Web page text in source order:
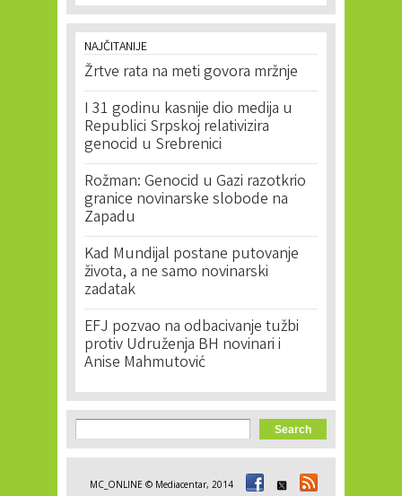
NAJČITANIJE
Žrtve rata na meti govora mržnje
I 31 godinu kasnije dio medija u
Republici Srpskoj relativizira
genocid u Srebrenici
Rožman: Genocid u Gazi razotkrio
granice novinarske slobode na
Zapadu
Kad Mundijal postane putovanje
života, a ne samo novinarski
zadatak
EFJ pozvao na odbacivanje tužbi
protiv Udruženja BH novinari i
Anise Mahmutović
Search form
Search
MC_ONLINE © Mediacentar, 2014